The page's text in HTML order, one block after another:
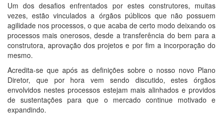
Um dos desafios enfrentados por estes construtores, muitas
vezes, estão vinculados a órgãos públicos que não possuem
agilidade nos processos, o que acaba de certo modo deixando os
processos mais onerosos, desde a transferência do bem para a
construtora, aprovação dos projetos e por fim a incorporação do
mesmo.
Acredita-se que após as definições sobre o nosso novo Plano
Diretor, que por hora vem sendo discutido, estes órgãos
envolvidos nestes processos estejam mais alinhados e providos
de sustentações para que o mercado continue motivado e
expandindo.